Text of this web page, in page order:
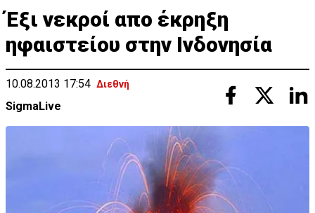
Έξι νεκροί απο έκρηξη
ηφαιστείου στην Ινδονησία
10.08.2013 17:54 Διεθνή
SigmaLive